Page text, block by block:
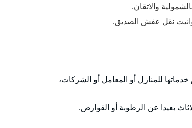
والاتقان.
نقل عفش الصديق.
للمنازل أو المعامل أو الشركات،
بعيدا عن الرطوبة أو القوارض.